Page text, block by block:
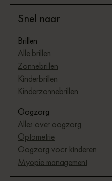
Snel naar
Brillen
Alle brillen
Zonnebrillen
Kinderbrillen
Kinderzonnebrillen
Oogzorg
Alles over oogzorg
Optometrie
Oogzorg voor kinderen
Myopie management